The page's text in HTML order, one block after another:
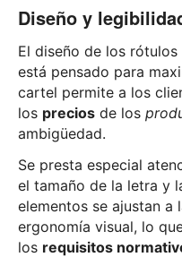
Diseño y
El diseño de los
está pensado para
cartel permite a los
los precios de los
ambigüedad.
Se presta especial
el tamaño de la letra y
elementos se ajustan a
ergonomía visual, lo
los requisitos